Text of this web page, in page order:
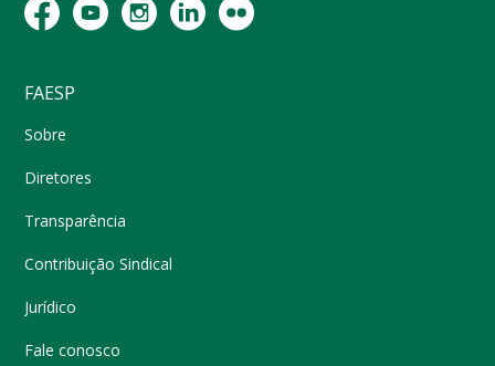
FAESP
Sobre
Diretores
Transparência
Contribuição Sindical
Jurídico
Fale conosco